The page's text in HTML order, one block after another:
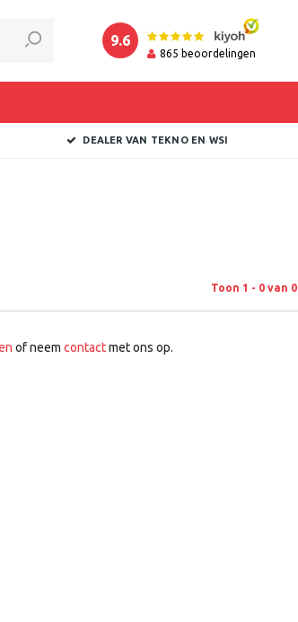
9.6
865 beoordelingen
DEALER VAN TEKNO EN WSI
Toon 1 - 0 van 0
of neem contactmet ons op.